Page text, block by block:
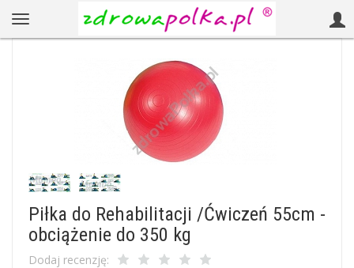
Piłka do Rehabilitacji /Ćwiczeń 55cm -
obciążenie do 350 kg
Dodaj recenzję: